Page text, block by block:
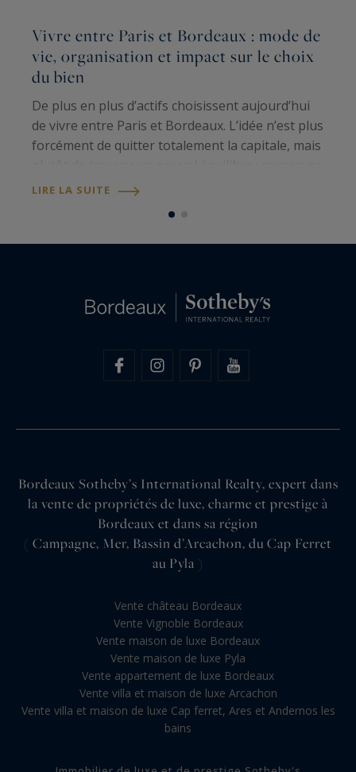
Vivre entre Paris et Bordeaux : mode de
vie, organisation et impact sur le choix
du bien
De plus en plus d’actifs choisissent aujourd’hui
de vivre entre Paris et Bordeaux. L’idée n’est plus
forcément de quitter totalement la capitale, mais
un ancrage professionnel à Paris tout en
LIRE LA SUITE
Bordeaux Sotheby’s International Realty, expert dans
la vente de propriétés de luxe, charme et prestige à
Bordeaux et dans sa région
( Campagne, Mer, Bassin d’Arcachon, du Cap Ferret
au Pyla )
Vente château Bordeaux
Vente Vignoble Bordeaux
Vente maison de luxe Bordeaux
Vente maison de luxe Pyla
Vente appartement de luxe Bordeaux
Vente villa et maison de luxe Arcachon
Vente villa et maison de luxe Cap ferret, Ares et Andernos les
bains